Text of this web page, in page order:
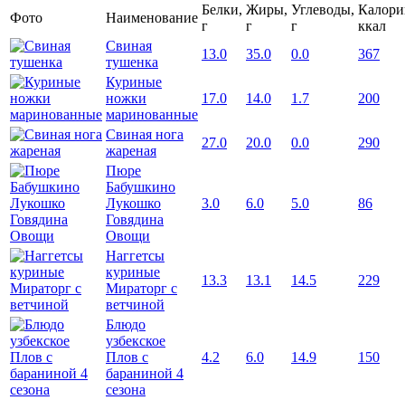
Фото Наименование
Белки,
г
Жиры,
г
Углеводы,
г
ккал
Свиная
тушенка
13.0 35.0 0.0
367
Куриные
ножки
маринованные
17.0 14.0 1.7 200
Свиная нога
жареная
27.0 20.0 0.0
290
Пюре
Бабушкино
Лукошко
Говядина
Овощи
3.0 6.0 5.0 86
Наггетсы
куриные
Мираторг с
ветчиной
13.3 13.1 14.5 229
Блюдо
узбекское
Плов с
бараниной 4
сезона
4.2 6.0 14.9 150